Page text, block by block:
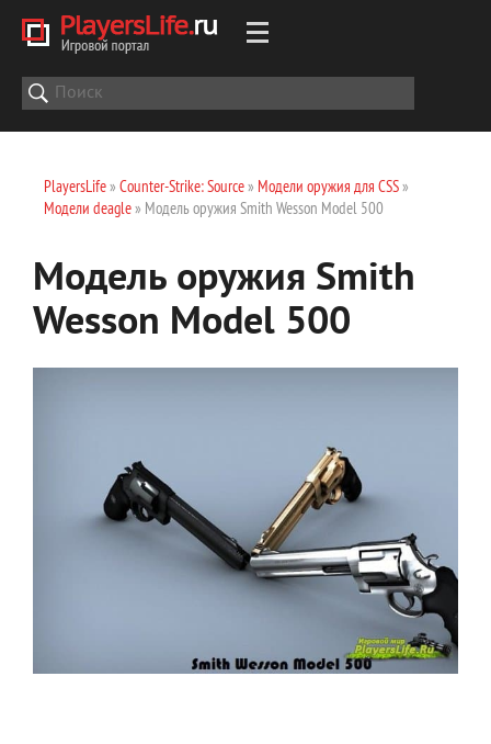
PlayersLife» Counter-Strike: Source» Модели оружия для CSS»
Модели deagle» Модель оружия Smith Wesson Model 500
Модель оружия Smith
Wesson Model 500